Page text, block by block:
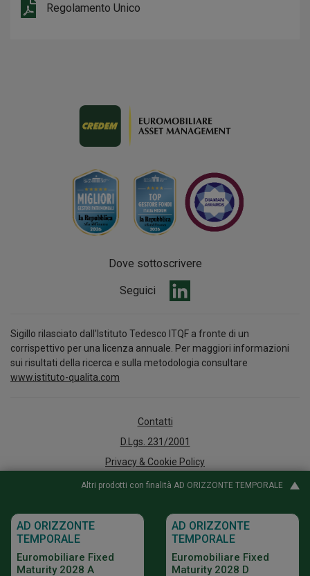
Regolamento Unico
Altri prodotti con finalità AD ORIZZONTE TEMPORALE
AD ORIZZONTE
TEMPORALE
Euromobiliare Fixed
Maturity 2028 A
AD ORIZZONTE
TEMPORALE
Euromobiliare Fixed
Maturity 2028 D
Dove sottoscrivere
Seguici
Sigillo rilasciato dall’Istituto Tedesco ITQF a fronte di un
corrispettivo per una licenza annuale. Per maggiori informazioni
sui risultati della ricerca e sulla metodologia consultare
www.istituto-qualita.com
Contatti
D.Lgs. 231/2001
Privacy & Cookie Policy
Arbitro per le Controversie Finanziarie
Whistleblowing
Policy e documenti informativi
Digital Agency